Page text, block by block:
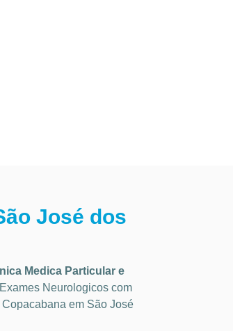
José dos
Medica Particular e
Exames Neurologicos com
em São José